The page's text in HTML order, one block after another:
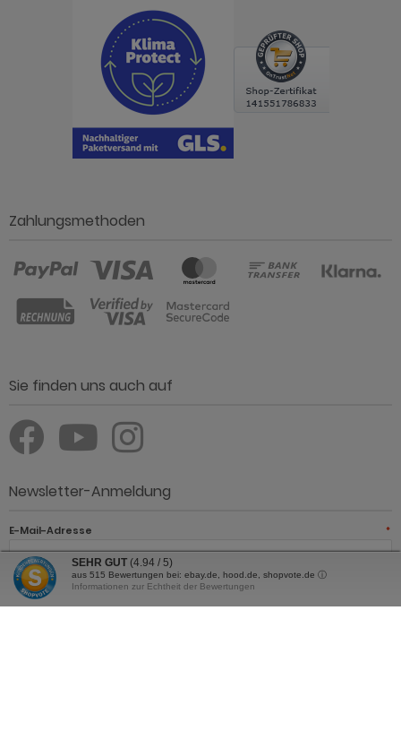
Zahlungsmethoden
Sie finden uns auch auf
Newsletter-Anmeldung
E-Mail-Adresse *
JETZT ANMELDEN
SEHR GUT (4.94 / 5)
aus 515 Bewertungen bei: ebay.de, hood.de, shopvote.de ⓘ
Informationen zur Echtheit der Bewertungen